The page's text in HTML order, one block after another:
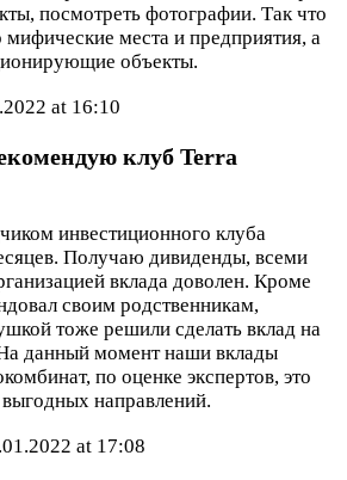
посмотреть фотографии. Так что
мифические места и предприятия, а
объекты.
at 16:10
клуб Terra
инвестиционного клуба
Получаю дивиденды, всеми
вклада доволен. Кроме
своим родственникам,
тоже решили сделать вклад на
данный момент наши вклады
по оценке экспертов, это
направлений.
at 17:08